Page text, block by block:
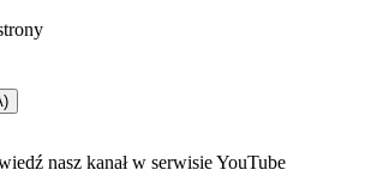
- otwiera się w nowej karcie
nasz kanał w serwisie YouTube